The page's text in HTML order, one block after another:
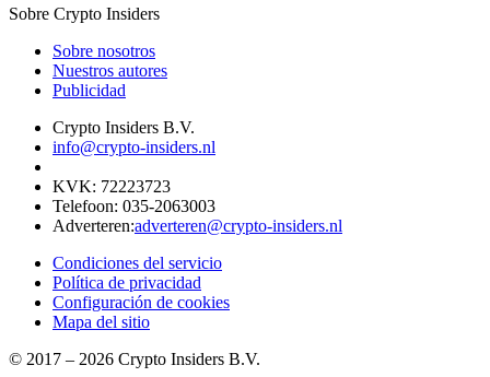
Sobre Crypto Insiders
Sobre nosotros
Nuestros autores
Publicidad
Crypto Insiders B.V.
info@crypto-insiders.nl
KVK: 72223723
Telefoon: 035-2063003
Adverteren:adverteren@crypto-insiders.nl
Condiciones del servicio
Política de privacidad
Configuración de cookies
Mapa del sitio
© 2017 – 2026 Crypto Insiders B.V.